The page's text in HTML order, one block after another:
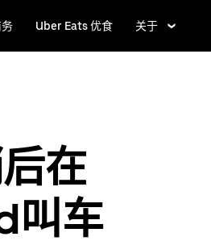
Uber Eats 优食 关于
在
叫车